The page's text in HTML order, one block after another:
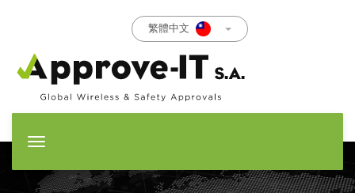
繁體中文
T
g